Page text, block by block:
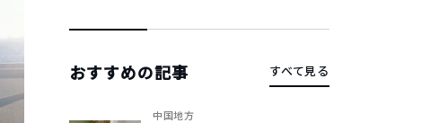
おすすめの記事 すべて見る
中国地方